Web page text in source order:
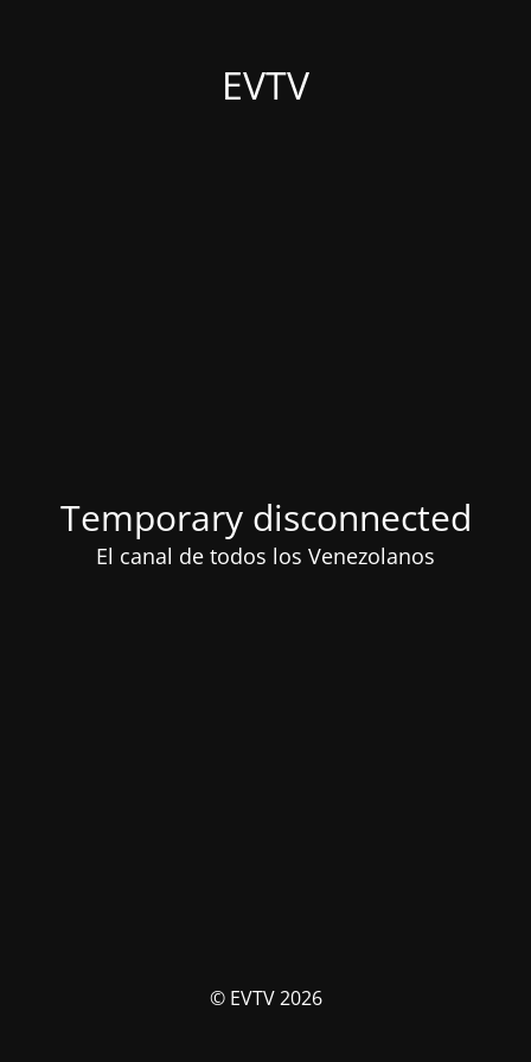
EVTV
Temporary disconnected
El canal de todos los Venezolanos
© EVTV 2026